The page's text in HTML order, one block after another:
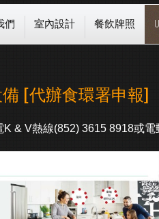
們 室內設計 餐飲牌照
[代辦食環署申報]
K & V熱線(852) 3615 8918或電